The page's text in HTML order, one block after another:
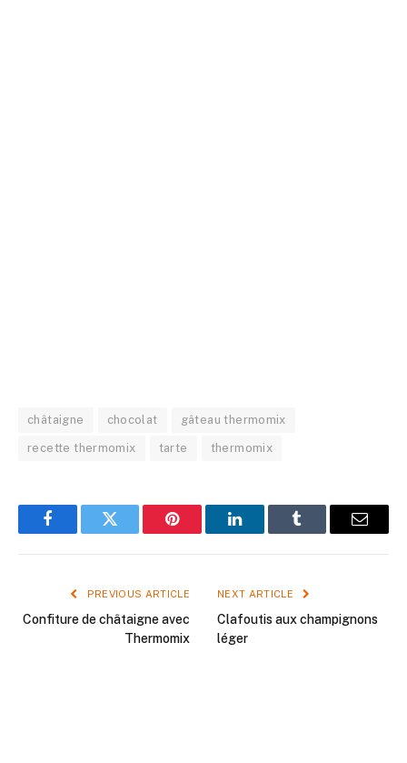
châtaigne chocolat gâteau thermomix
recette thermomix tarte thermomix
FacebookTwitter Pinterest LinkedInTumblr Email
PREVIOUS ARTICLE
Confiture de châtaigne avec
Thermomix
NEXT ARTICLE
Clafoutis aux champignons
léger